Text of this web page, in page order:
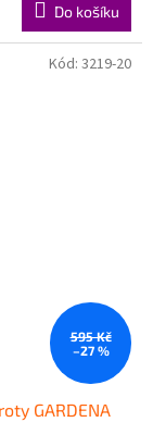
Do košíku
595 Kč
–27 %
GARDENA
Kód: 3219-20